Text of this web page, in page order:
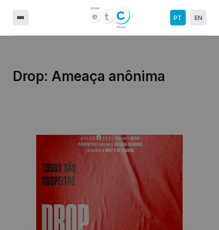
PT EN
Drop: Ameaça anônima